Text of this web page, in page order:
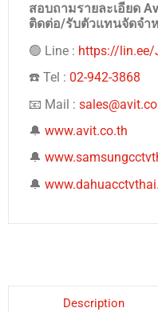
สอบถามรายละเอียด
ติดต่อ/รับตัวแทนจัดจำ
🟢 Line : https://lin.ee/
☎️ Tel : 02-942-3868
📧 Mail :
🔔 www.avit.co.th
🔔
🔔
Description